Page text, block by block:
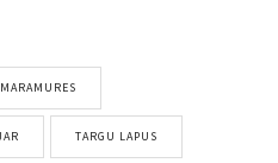
MARAMURES
TARGU LAPUS